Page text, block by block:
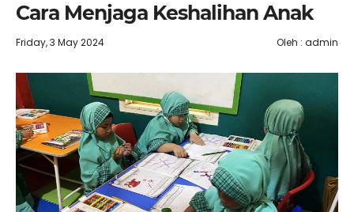
Cara Menjaga Keshalihan Anak
Friday, 3 May 2024 Oleh : admin